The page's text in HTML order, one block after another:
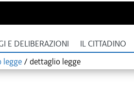
E DELIBERAZIONI IL CITTADINO
legge / dettaglio legge